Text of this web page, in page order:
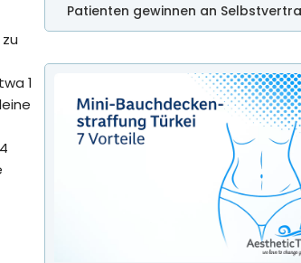
1
Patienten gewinnen an